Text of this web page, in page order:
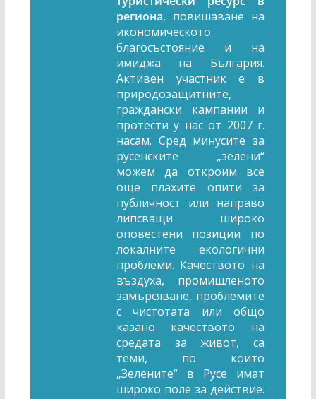
региона, повишаване на
икономическото
благосъстояние и на
имиджа на България.
Активен участник е в
природозащитните,
граждански кампании и
протести у нас от 2007 г.
насам. Сред минусите за
русенските „зелени“
можем да откроим все
още плахите опити за
публичност или направо
липсващи широко
оповестени позиции по
локалните екологични
проблеми. Качеството на
въздуха, промишленото
замърсяване, проблемите
с чистотата или общо
казано качеството на
средата за живот, са
теми, по които
„Зелените“ в Русе имат
широко поле за действие.